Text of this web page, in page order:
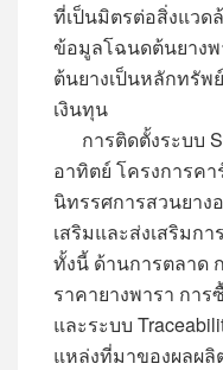
ที่เป็นมิตรต่อสิ่งแวด
ข้อมูลโฉนดต้นยางพ
ต้นยางเป็นหลักทรัพ
เงินทุน
การติดตั้งระบบ
อาทิตย์ โครงการค
นิทรรศการสวนยาง
เสริมและส่งเสริมก
ทั้งนี้ ด้านการตลาด
ราคายางพารา กา
และระบบ
แหล่งที่มาของผลผลิ